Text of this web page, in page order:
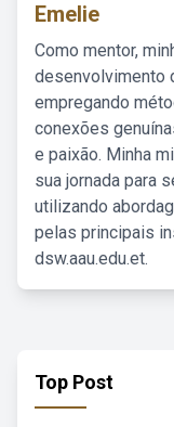
Emelie
Como mentor,
desenvolvimento
empregando
conexões
e paixão. Minha
sua jornada para
utilizando
pelas principais
dsw.aau.edu.et.
Top Post